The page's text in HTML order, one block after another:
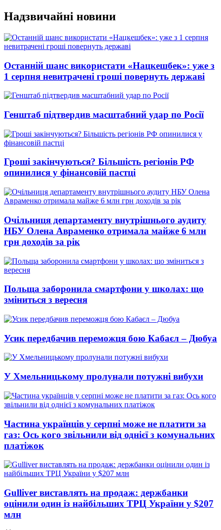
Перейти
до
вмісту
Надзвичайні новини
Останній шанс використати «Нацкешбек»: уже з
1 серпня невитрачені гроші повернуть державі
Генштаб підтвердив масштабний удар по Росії
Гроші закінчуються? Більшість регіонів РФ
опинилися у фінансовій пастці
Очільниця департаменту внутрішнього аудиту
НБУ Олена Авраменко отримала майже 6 млн
грн доходів за рік
Польща заборонила смартфони у школах: що
зміниться з вересня
Усик передбачив переможця бою Кабаєл – Дюбуа
У Хмельницькому пролунали потужні вибухи
Частина українців у серпні може не платити за
газ: Ось кого звільнили від однієї з комунальних
платіжок
Gulliver виставлять на продаж: держбанки
оцінили один із найбільших ТРЦ України у $207
млн